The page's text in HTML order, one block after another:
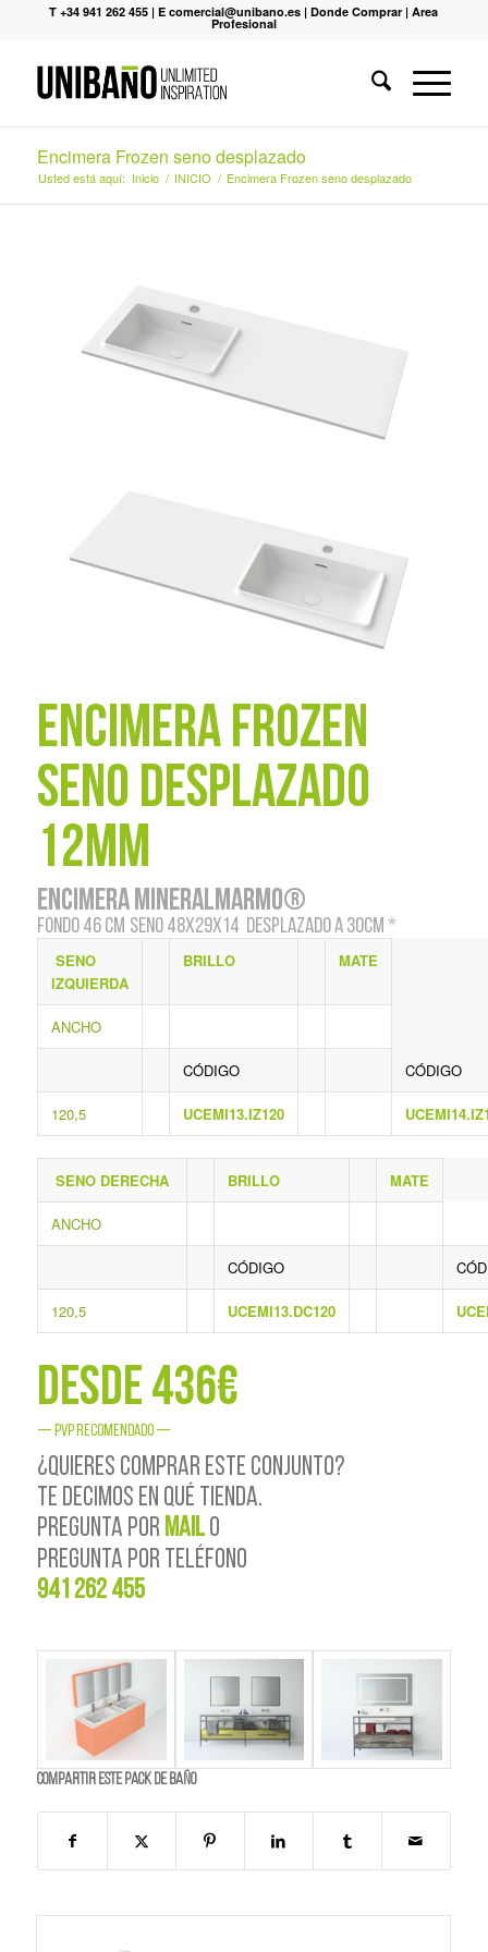
T +34 941 262 455 |E comercial@unibano.es |Donde Comprar |Area
Profesional
Encimera Frozen seno desplazado
Usted está aquí: Inicio / INICIO / Encimera Frozen seno desplazado
ENCIMERA FROZEN
SENO DESPLAZADO
12MM
ENCIMERA MINERALMARMO®
FONDO 46 CM Seno 48x29x14 Desplazado a 30cm *
SENO
IZQUIERDA
BRILLO MATE
ANCHO
CÓDIGO CÓDIGO
120,5 UCEMI13.IZ120
SENO DERECHA BRILLO MATE
ANCHO
CÓDIGO
120,5 UCEMI13.DC120
Desde 436€
— PVP RECOMENDADO —
¿QUIERES COMPRAR ESTE CONJUNTO?
TE DECIMOS EN QUÉ TIENDA.
PREGUNTA POR MAIL o
PREGUNTA POR TELÉFONO
941 262 455
Compartir este PACK de BAÑO